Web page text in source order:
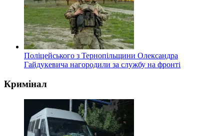
Поліцейського з Тернопільщини Олександра
Гайдукевича нагородили за службу на фронті
Кримінал